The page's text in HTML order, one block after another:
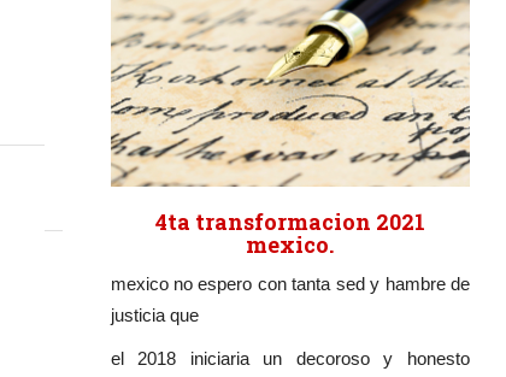
4ta transformacion 2021
mexico.
mexico no espero con tanta sed y hambre de
justicia que
el 2018 iniciaria un decoroso y honesto